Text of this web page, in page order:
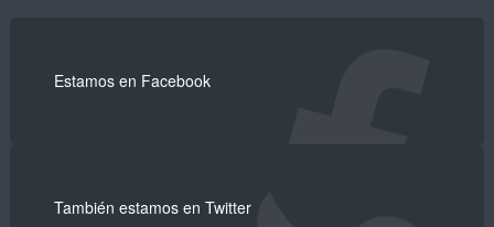
Estamos en Facebook
También estamos en Twitter